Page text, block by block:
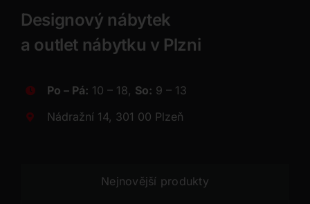
Designový nábytek
a outlet nábytku v Plzni
Po – Pá: 10 – 18, So: 9 – 13
Nádražní 14, 301 00 Plzeň
Nejnovější produkty